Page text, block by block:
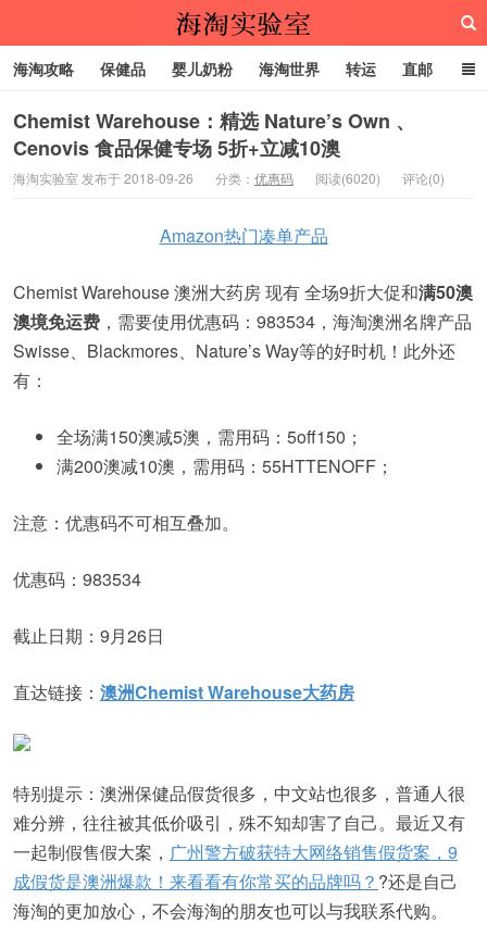
海淘实验室
海淘攻略 保健品 婴儿奶粉 海淘世界 转运 直邮
代购服务
Chemist Warehouse：精选 Nature’s Own 、
Cenovis 食品保健专场 5折+立减10澳
海淘实验室 发布于 2018-09-26 分类： 优惠码 阅读(6020) 评论(0)
Amazon热门凑单产品
Chemist Warehouse 澳洲大药房 现有 全场9折大促和满50澳
澳境免运费 ，需要使用优惠码：983534，海淘澳洲名牌产品
Swisse、Blackmores、Nature’s Way等的好时机！此外还
有：
全场满150澳减5澳，需用码：5off150；
满200澳减10澳，需用码：55HTTENOFF；
注意：优惠码不可相互叠加。
优惠码：983534
截止日期：9月26日
直达链接： 澳洲Chemist Warehouse大药房
特别提示：澳洲保健品假货很多，中文站也很多，普通人很
难分辨，往往被其低价吸引，殊不知却害了自己。最近又有
一起制假售假大案， 广州警方破获特大网络销售假货案，9
成假货是澳洲爆款！来看看有你常买的品牌吗？ ?还是自己
海淘的更加放心，不会海淘的朋友也可以与我联系代购。